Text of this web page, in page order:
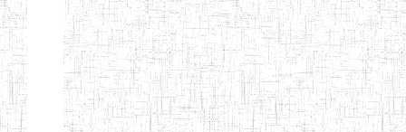
ENIEG
MODERNE
SAINTE MARIE
04/08/2010 ENIEG